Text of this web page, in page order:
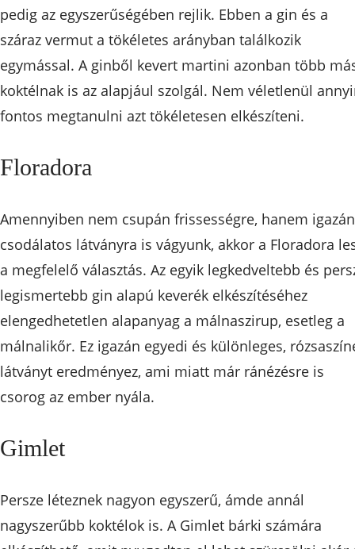
pedig az egyszerűségében rejlik. Ebben a gin és a
száraz vermut a tökéletes arányban találkozik
egymással. A ginből kevert martini azonban több
koktélnak is az alapjául szolgál. Nem véletlenül
fontos megtanulni azt tökéletesen elkészíteni.
Floradora
Amennyiben nem csupán frissességre, hanem igazán
csodálatos látványra is vágyunk, akkor a Floradora
a megfelelő választás. Az egyik legkedveltebb és
legismertebb gin alapú keverék elkészítéséhez
elengedhetetlen alapanyag a málnaszirup, esetleg a
málnalikőr. Ez igazán egyedi és különleges,
látványt eredményez, ami miatt már ránézésre is
csorog az ember nyála.
Gimlet
Persze léteznek nagyon egyszerű, ámde annál
nagyszerűbb koktélok is. A Gimlet bárki számára